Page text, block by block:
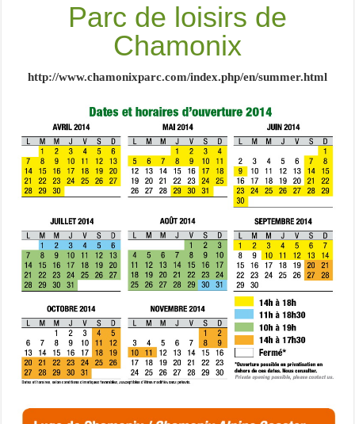
Parc de loisirs de
Chamonix
http://www.chamonixparc.com/index.php/en/summer.html